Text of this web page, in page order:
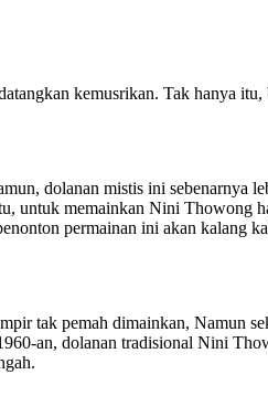
kemusrikan. Tak hanya
dolanan mistis ini sebenarnya
untuk memainkan Nini Thowong
permainan ini akan kalang
tak pemah dimainkan, Namun
an, dolanan tradisional Nini